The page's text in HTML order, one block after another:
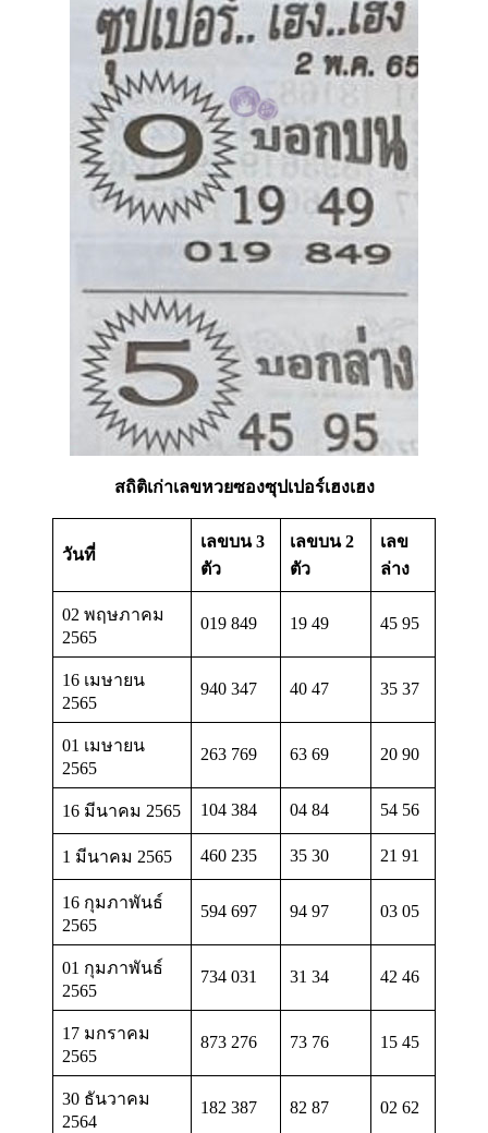
สถิติเก่าเลขหวยซองซุปเปอร์เฮงเฮง
วันที่
เลขบน 3
ตัว
เลขบน 2
ตัว
เลข
ล่าง
02 พฤษภาคม
2565
019 849 19 49 45 95
16 เมษายน
2565
940 347 40 47 35 37
01 เมษายน
2565
263 769 63 69 20 90
16 มีนาคม 2565 104 384 04 84 54 56
1 มีนาคม 2565 460 235 35 30 21 91
16 กุมภาพันธ์
2565
594 697 94 97 03 05
01 กุมภาพันธ์
2565
734 031 31 34 42 46
17 มกราคม
2565
873 276 73 76 15 45
30 ธันวาคม
2564
182 387 82 87 02 62